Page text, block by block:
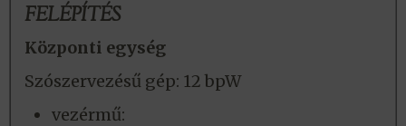
FELÉPÍTÉS
Központi egység
Szószervezésű gép: 12 bpW
vezérmű: